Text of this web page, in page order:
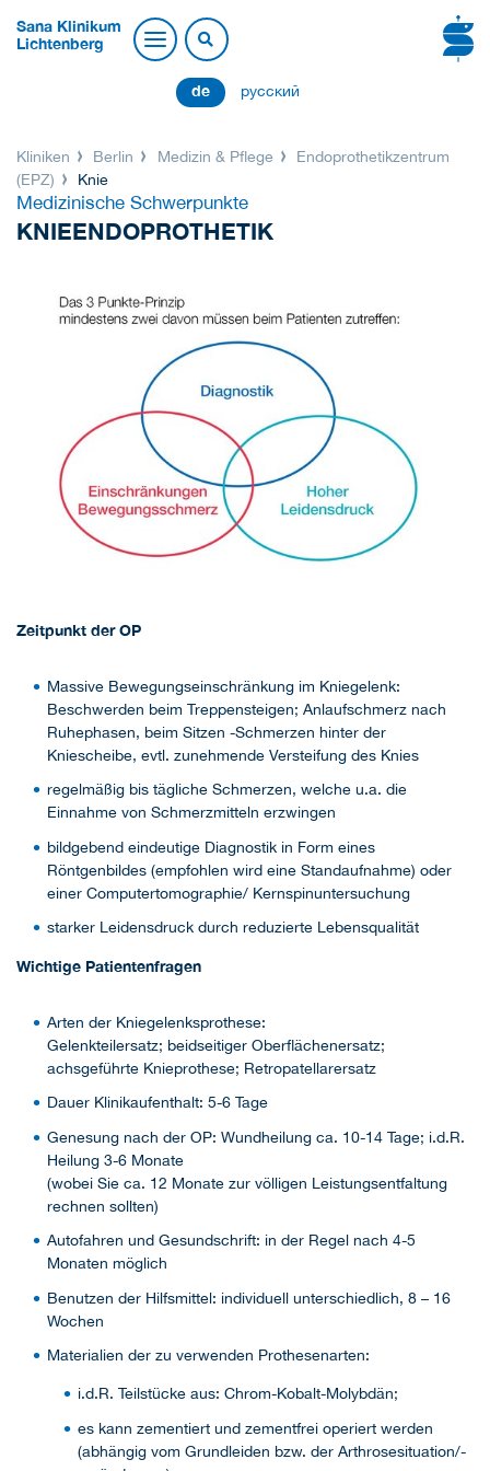
Sana Klinikum
Lichtenberg
de русский
Kliniken Berlin Medizin & Pflege
Endoprothetikzentrum
(EPZ)
Knie
Medizinische Schwerpunkte
KNIEENDOPROTHETIK
Zeitpunkt der OP
Massive Bewegungseinschränkung im Kniegelenk:
Beschwerden beim Treppensteigen; Anlaufschmerz nach
Ruhephasen, beim Sitzen -Schmerzen hinter der
Kniescheibe, evtl. zunehmende Versteifung des Knies
regelmäßig bis tägliche Schmerzen, welche u.a. die
Einnahme von Schmerzmitteln erzwingen
bildgebend eindeutige Diagnostik in Form eines
Röntgenbildes (empfohlen wird eine Standaufnahme) oder
einer Computertomographie/ Kernspinuntersuchung
starker Leidensdruck durch reduzierte Lebensqualität
Wichtige Patientenfragen
Arten der Kniegelenksprothese:
Gelenkteilersatz; beidseitiger Oberflächenersatz;
achsgeführte Knieprothese; Retropatellarersatz
Dauer Klinikaufenthalt: 5-6 Tage
Genesung nach der OP: Wundheilung ca. 10-14 Tage; i.d.R.
Heilung 3-6 Monate
(wobei Sie ca. 12 Monate zur völligen Leistungsentfaltung
rechnen sollten)
Autofahren und Gesundschrift: in der Regel nach 4-5
Monaten möglich
Benutzen der Hilfsmittel: individuell unterschiedlich, 8 – 16
Wochen
Materialien der zu verwenden Prothesenarten:
i.d.R. Teilstücke aus: Chrom-Kobalt-Molybdän;
es kann zementiert und zementfrei operiert werden
(abhängig vom Grundleiden bzw. der Arthrosesituation/-